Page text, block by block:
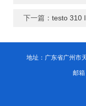
下一篇：testo 310
地址：广东省广州市
邮